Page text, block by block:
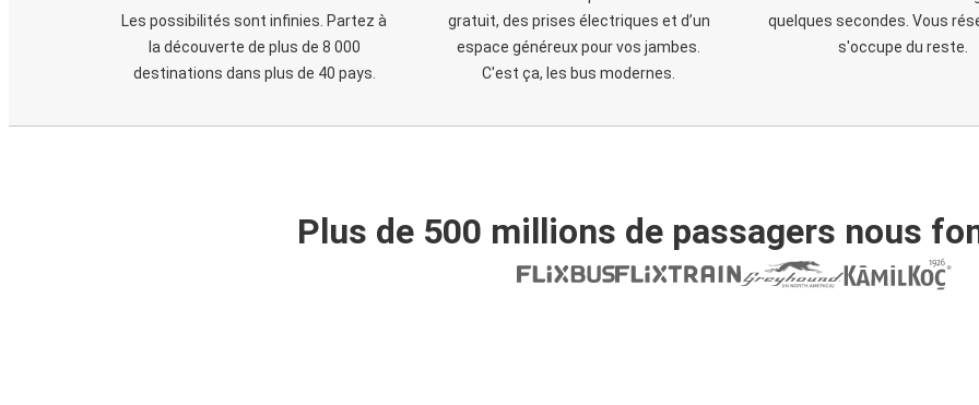
Les possibilités sont infinies. Partez à
la découverte de plus de 8 000
destinations dans plus de 40 pays.
gratuit, des prises électriques et d’un
espace généreux pour vos jambes.
C'est ça, les bus modernes.
quelques secondes. Vous
s'occupe du reste.
Plus de 500 millions de passagers nous